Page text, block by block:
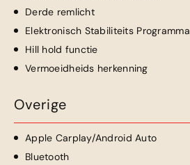
Derde remlicht
Elektronisch Stabiliteits Programma
Hill hold functie
Vermoeidheids herkenning
Overige
Apple Carplay/Android Auto
Bluetooth